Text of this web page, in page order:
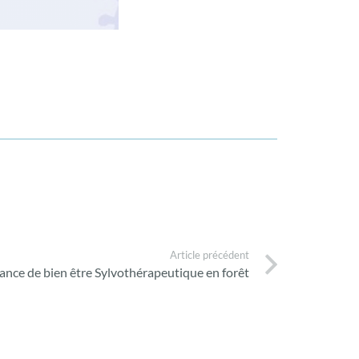
Article précédent
de bien être Sylvothérapeutique en forêt